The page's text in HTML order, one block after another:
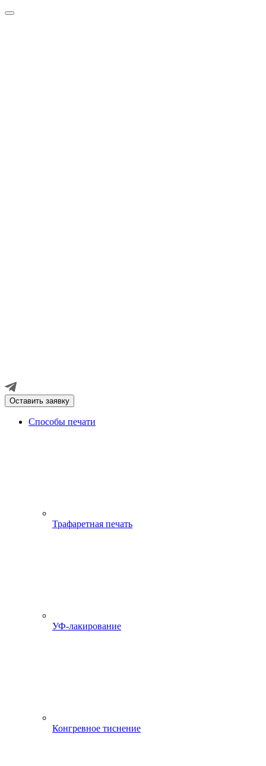
Оставить заявку
Способы печати
Трафаретная печать
УФ-лакирование
Конгревное тиснение